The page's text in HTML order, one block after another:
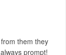
them they
prompt!